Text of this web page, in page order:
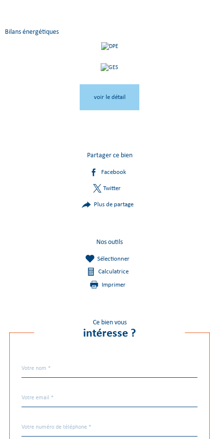
Bilans énergétiques
voir le détail
Partager ce bien
Facebook
Twitter
Plus de partage
Nos outils
Sélectionner
Calculatrice
Imprimer
Ce bien vous
intéresse ?
*
*
*